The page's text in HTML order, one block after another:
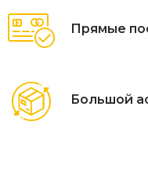
Прямые
Большой